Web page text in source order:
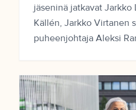
jäseninä jatkavat
Källén, Jarkko Virtanen
puheenjohtaja Aleksi